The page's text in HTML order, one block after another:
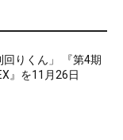
りくん」 『第4期
』を11月26日